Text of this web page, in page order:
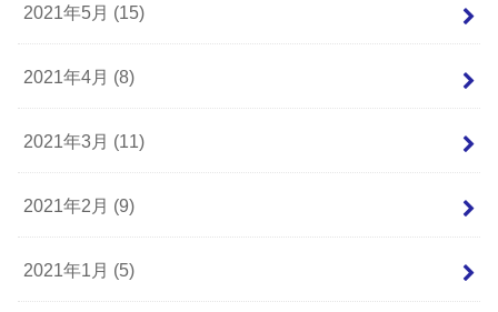
2021年5月 (15)
2021年4月 (8)
2021年3月 (11)
2021年2月 (9)
2021年1月 (5)